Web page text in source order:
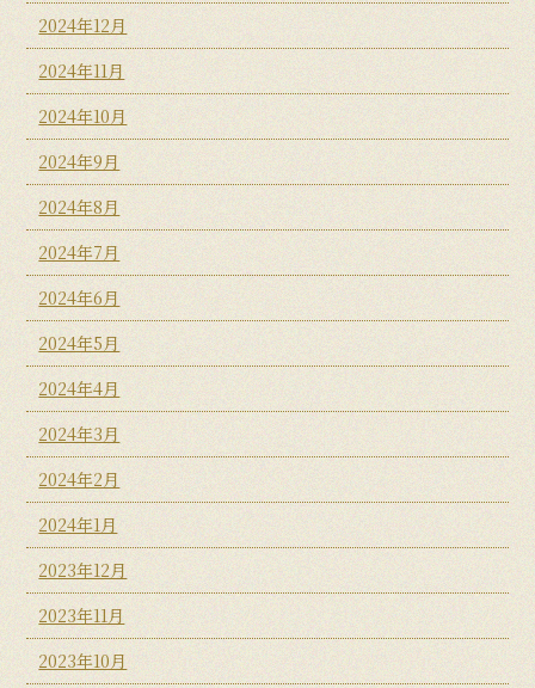
2024年12月
2024年11月
2024年10月
2024年9月
2024年8月
2024年7月
2024年6月
2024年5月
2024年4月
2024年3月
2024年2月
2024年1月
2023年12月
2023年11月
2023年10月